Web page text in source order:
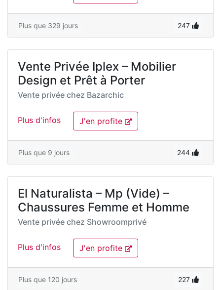
Plus que 329 jours 247
Vente Privée Iplex – Mobilier
Design et Prêt à Porter
Vente privée chez Bazarchic
Plus d'infos J'en profite
Plus que 9 jours 244
El Naturalista – Mp (Vide) –
Chaussures Femme et Homme
Vente privée chez Showroomprivé
Plus d'infos J'en profite
Plus que 120 jours 227